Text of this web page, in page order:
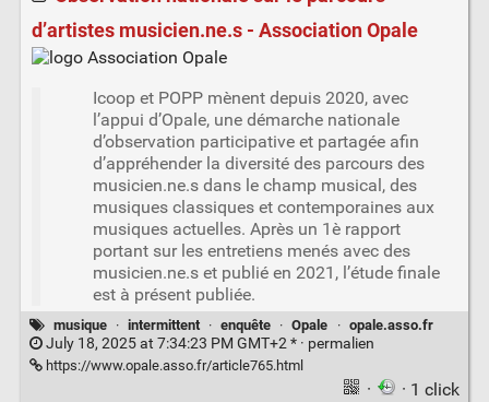
d’artistes musicien.ne.s - Association Opale
Icoop et POPP mènent depuis 2020, avec
l’appui d’Opale, une démarche nationale
d’observation participative et partagée afin
d’appréhender la diversité des parcours des
musicien.ne.s dans le champ musical, des
musiques classiques et contemporaines aux
musiques actuelles. Après un 1è rapport
portant sur les entretiens menés avec des
musicien.ne.s et publié en 2021, l’étude finale
est à présent publiée.
musique · intermittent · enquête · Opale · opale.asso.fr
July 18, 2025 at 7:34:23 PM GMT+2 * · permalien
https://www.opale.asso.fr/article765.html
· · 1 click